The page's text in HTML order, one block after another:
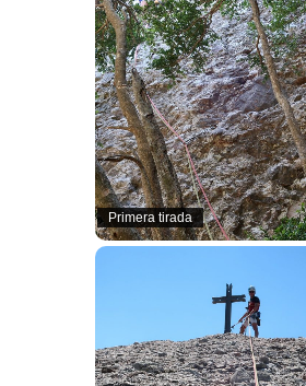
Primera tirada